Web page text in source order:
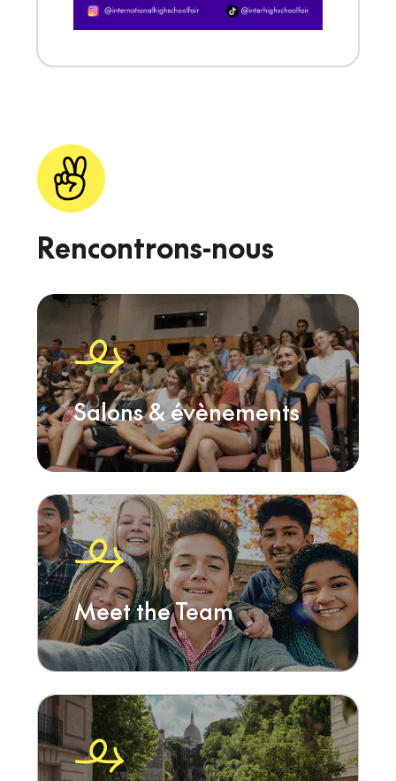
Rencontrons-nous
Salons & évènements
Meet the Team